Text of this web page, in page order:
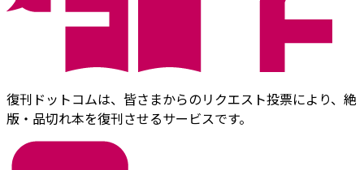
復刊ドットコムは、皆さまからのリクエスト投票により、絶
版・品切れ本を復刊させるサービスです。